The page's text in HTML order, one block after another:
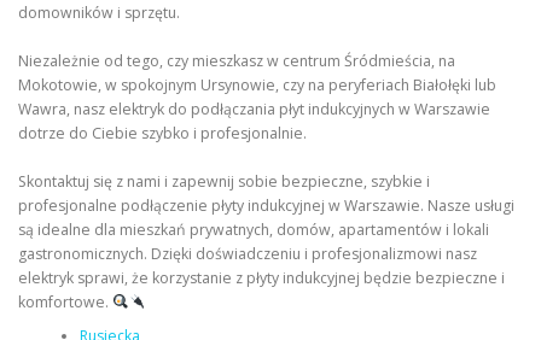
domowników i sprzętu.
Niezależnie od tego, czy mieszkasz w centrum Śródmieścia, na
Mokotowie, w spokojnym Ursynowie, czy na peryferiach Białołęki lub
Wawra, nasz elektryk do podłączania płyt indukcyjnych w Warszawie
dotrze do Ciebie szybko i profesjonalnie.
Skontaktuj się z nami i zapewnij sobie bezpieczne, szybkie i
profesjonalne podłączenie płyty indukcyjnej w Warszawie. Nasze usługi
są idealne dla mieszkań prywatnych, domów, apartamentów i lokali
gastronomicznych. Dzięki doświadczeniu i profesjonalizmowi nasz
elektryk sprawi, że korzystanie z płyty indukcyjnej będzie bezpieczne i
komfortowe.
Rusiecka